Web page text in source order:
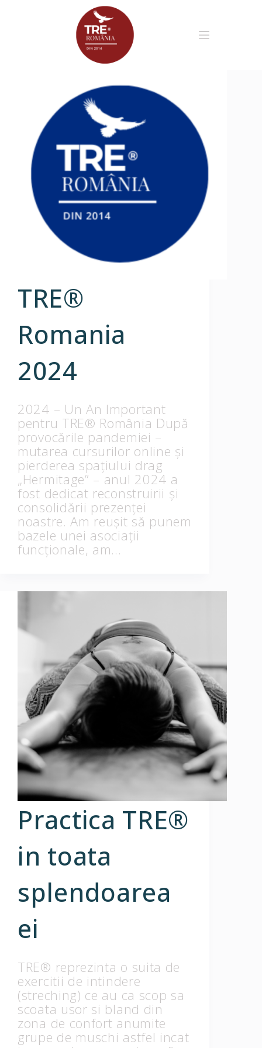
TRE®
Romania
2024
2024 – Un An Important
pentru TRE®️ România După
provocările pandemiei –
mutarea cursurilor online și
pierderea spațiului drag
„Hermitage” – anul 2024 a
fost dedicat reconstruirii și
consolidării prezenței
noastre. Am reușit să punem
bazele unei asociații
funcționale, am…
Practica TRE®
in toata
splendoarea
ei
TRE® reprezinta o suita de
exercitii de intindere
(streching) ce au ca scop sa
scoata usor si bland din
zona de confort anumite
grupe de muschi astfel incat